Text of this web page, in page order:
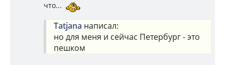
что...
Tatjana написал:
но для меня и сейчас Петербург - это
пешком